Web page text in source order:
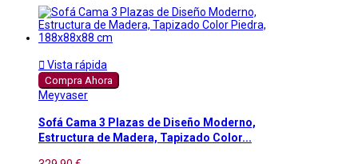
 Vista rápida
Compra Ahora
Meyvaser
Sofá Cama 3 Plazas de Diseño Moderno,
Estructura de Madera, Tapizado Color...